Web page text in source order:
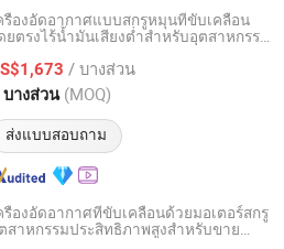
รื่องอัดอากาศแบบสกรูหมุนที่ขับเคลื่อน
ยตรงไร้น้ำมันเสียงต่ำสำหรับอุตสาหกรรม
/ บางส่วน
บางส่วน (MOQ)
ส่งแบบสอบถาม
& Electrical Equipment Co.,
อัตราจาก 2020
รื่องอัดอากาศที่ขับเคลื่อนด้วยมอเตอร์สกรู
สาหกรรมประสิทธิภาพสูงสำหรับขาย
Co., Ltd